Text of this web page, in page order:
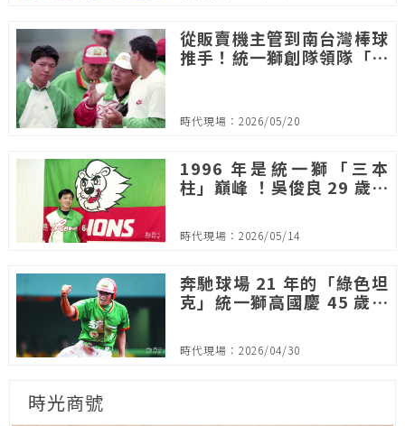
從販賣機主管到南台灣棒球
推手！統一獅創隊領隊「郭
時代現場：2026/05/20
1996 年是統一獅「三本
柱」巔峰 ！吳俊良 29 歲因
時代現場：2026/05/14
奔馳球場 21 年的「綠色坦
克」統一獅高國慶 45 歲退
時代現場：2026/04/30
時光商號